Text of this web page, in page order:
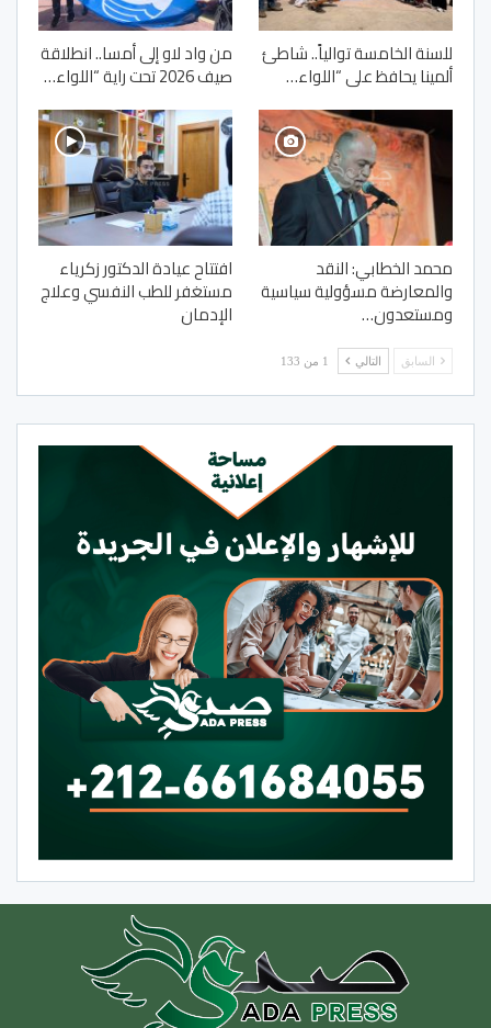
للسنة الخامسة توالياً.. شاطئ
ألمينا يحافظ على “اللواء…
من واد لاو إلى أمسا.. انطلاقة
صيف 2026 تحت راية “اللواء…
محمد الخطابي: النقد
والمعارضة مسؤولية سياسية
ومستعدون…
افتتاح عيادة الدكتور زكرياء
مستغفر للطب النفسي وعلاج
الإدمان
السابق التالي 1 من 133